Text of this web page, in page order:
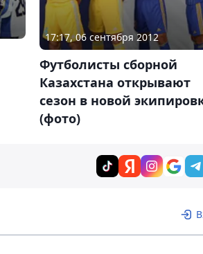
17:17, 06 сентября 2012
Футболисты сборной
Казахстана открывают
сезон в новой
(фото)